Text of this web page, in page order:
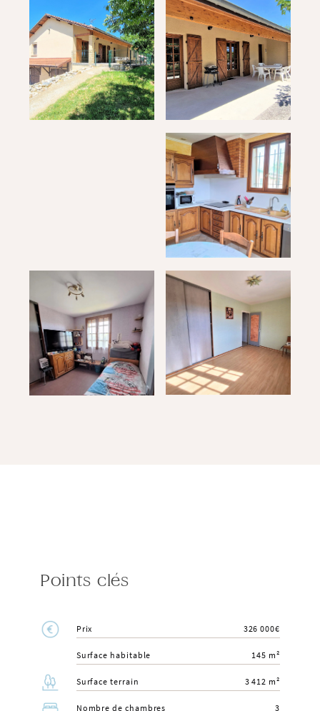
Points clés
Prix 326 000€
Surface habitable 145 m²
Surface terrain 3 412 m²
Nombre de chambres 3